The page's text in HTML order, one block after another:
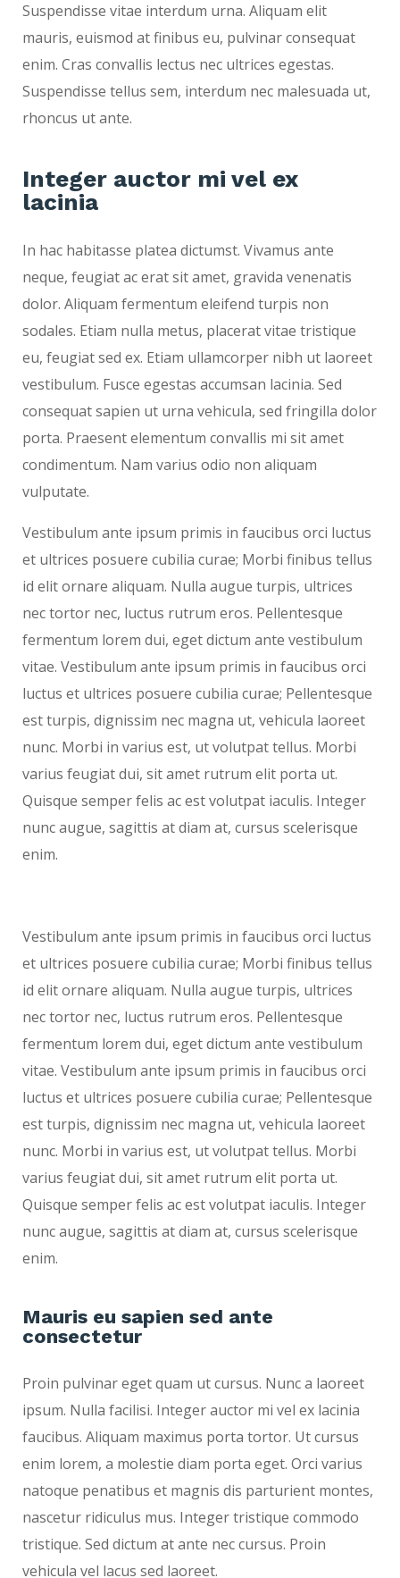
Suspendisse vitae interdum urna. Aliquam elit
mauris, euismod at finibus eu, pulvinar consequat
enim. Cras convallis lectus nec ultrices egestas.
Suspendisse tellus sem, interdum nec malesuada ut,
rhoncus ut ante.
Integer auctor mi vel ex
lacinia
In hac habitasse platea dictumst. Vivamus ante
neque, feugiat ac erat sit amet, gravida venenatis
dolor. Aliquam fermentum eleifend turpis non
sodales. Etiam nulla metus, placerat vitae tristique
eu, feugiat sed ex. Etiam ullamcorper nibh ut laoreet
vestibulum. Fusce egestas accumsan lacinia. Sed
consequat sapien ut urna vehicula, sed fringilla dolor
porta. Praesent elementum convallis mi sit amet
condimentum. Nam varius odio non aliquam
vulputate.
Vestibulum ante ipsum primis in faucibus orci luctus
et ultrices posuere cubilia curae; Morbi finibus tellus
id elit ornare aliquam. Nulla augue turpis, ultrices
nec tortor nec, luctus rutrum eros. Pellentesque
fermentum lorem dui, eget dictum ante vestibulum
vitae. Vestibulum ante ipsum primis in faucibus orci
luctus et ultrices posuere cubilia curae; Pellentesque
est turpis, dignissim nec magna ut, vehicula laoreet
nunc. Morbi in varius est, ut volutpat tellus. Morbi
varius feugiat dui, sit amet rutrum elit porta ut.
Quisque semper felis ac est volutpat iaculis. Integer
nunc augue, sagittis at diam at, cursus scelerisque
enim.
Vestibulum ante ipsum primis in faucibus orci luctus
et ultrices posuere cubilia curae; Morbi finibus tellus
id elit ornare aliquam. Nulla augue turpis, ultrices
nec tortor nec, luctus rutrum eros. Pellentesque
fermentum lorem dui, eget dictum ante vestibulum
vitae. Vestibulum ante ipsum primis in faucibus orci
luctus et ultrices posuere cubilia curae; Pellentesque
est turpis, dignissim nec magna ut, vehicula laoreet
nunc. Morbi in varius est, ut volutpat tellus. Morbi
varius feugiat dui, sit amet rutrum elit porta ut.
Quisque semper felis ac est volutpat iaculis. Integer
nunc augue, sagittis at diam at, cursus scelerisque
enim.
Mauris eu sapien sed ante
consectetur
Proin pulvinar eget quam ut cursus. Nunc a laoreet
ipsum. Nulla facilisi. Integer auctor mi vel ex lacinia
faucibus. Aliquam maximus porta tortor. Ut cursus
enim lorem, a molestie diam porta eget. Orci varius
natoque penatibus et magnis dis parturient montes,
nascetur ridiculus mus. Integer tristique commodo
tristique. Sed dictum at ante nec cursus. Proin
vehicula vel lacus sed laoreet.